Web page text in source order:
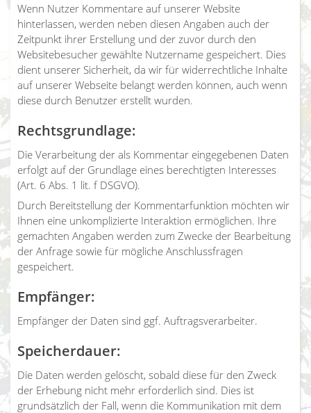
Wenn Nutzer Kommentare auf unserer Website
hinterlassen, werden neben diesen Angaben auch der
Zeitpunkt ihrer Erstellung und der zuvor durch den
Websitebesucher gewählte Nutzername gespeichert. Dies
dient unserer Sicherheit, da wir für widerrechtliche Inhalte
auf unserer Webseite belangt werden können, auch wenn
diese durch Benutzer erstellt wurden.
Rechtsgrundlage:
Die Verarbeitung der als Kommentar eingegebenen Daten
erfolgt auf der Grundlage eines berechtigten Interesses
(Art. 6 Abs. 1 lit. f DSGVO).
Durch Bereitstellung der Kommentarfunktion möchten wir
Ihnen eine unkomplizierte Interaktion ermöglichen. Ihre
gemachten Angaben werden zum Zwecke der Bearbeitung
der Anfrage sowie für mögliche Anschlussfragen
gespeichert.
Empfänger:
Empfänger der Daten sind ggf. Auftragsverarbeiter.
Speicherdauer:
Die Daten werden gelöscht, sobald diese für den Zweck
der Erhebung nicht mehr erforderlich sind. Dies ist
grundsätzlich der Fall, wenn die Kommunikation mit dem